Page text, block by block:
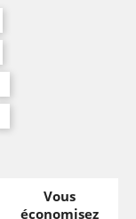
Vous
économisez